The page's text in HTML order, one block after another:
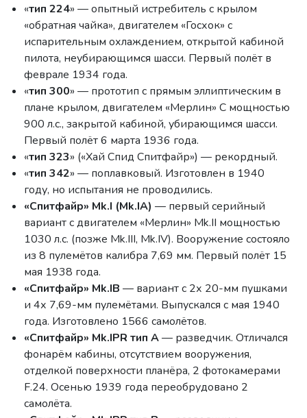
«тип 224» — опытный истребитель с крылом
«обратная чайка», двигателем «Госхок» с
испарительным охлаждением, открытой кабиной
пилота, неубирающимся шасси. Первый полёт в
феврале 1934 года.
«тип 300» — прототип с прямым эллиптическим в
плане крылом, двигателем «Мерлин» C мощностью
900 л.с., закрытой кабиной, убирающимся шасси.
Первый полёт 6 марта 1936 года.
«тип 323» («Хай Спид Спитфайр») — рекордный.
«тип 342» — поплавковый. Изготовлен в 1940
году, но испытания не проводились.
«Спитфайр» Mk.I (Mk.IA) — первый серийный
вариант с двигателем «Мерлин» Mk.II мощностью
1030 л.с. (позже Mk.III, Mk.IV). Вооружение состояло
из 8 пулемётов калибра 7,69 мм. Первый полёт 15
мая 1938 года.
«Спитфайр» Mk.IB — вариант с 2х 20-мм пушками
и 4х 7,69-мм пулемётами. Выпускался с мая 1940
года. Изготовлено 1566 самолётов.
«Спитфайр» Mk.IPR тип A— разведчик. Отличался
фонарём кабины, отсутствием вооружения,
отделкой поверхности планёра, 2 фотокамерами
F.24. Осенью 1939 года переобрудовано 2
самолёта.